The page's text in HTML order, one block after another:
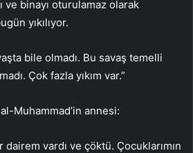
ve binayı oturulamaz olarak
yıkılıyor.
bile olmadı. Bu savaş temelli
Çok fazla yıkım var.”
Muhammad’in annesi:
vardı ve çöktü. Çocuklarımın